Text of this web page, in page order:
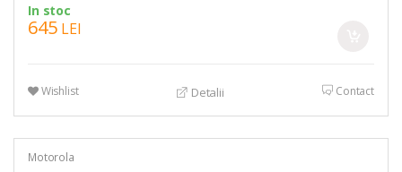
In stoc
645 LEI
Wishlist Detalii Contact
Motorola